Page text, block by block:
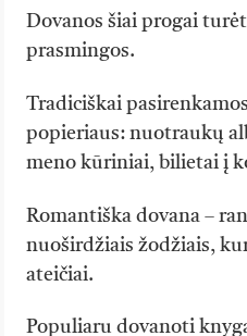
Dovanos šiai progai
prasmingos.
Tradiciškai
popieriaus: nuotraukų
meno kūriniai, bilietai į
Romantiška dovana –
nuoširdžiais žodžiais,
ateičiai.
Populiaru dovanoti